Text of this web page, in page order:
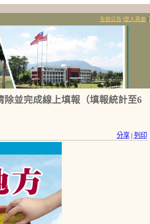
全部公告 登入頁面
並完成線上填報（填報統計至6
分享 | 列印